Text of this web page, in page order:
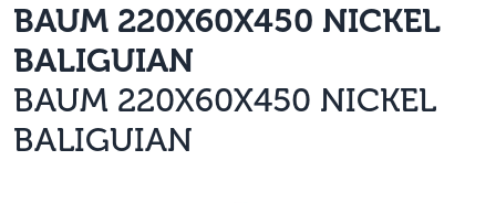
BAUM 220X60X450 NICKEL
BALIGUIAN
BAUM 220X60X450 NICKEL
BALIGUIAN